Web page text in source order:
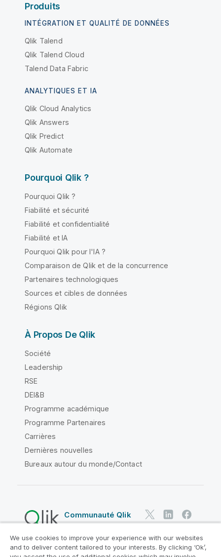
Produits
INTÉGRATION ET QUALITÉ DE DONNÉES
Qlik Talend
Qlik Talend Cloud
Talend Data Fabric
ANALYTIQUES ET IA
Qlik Cloud Analytics
Qlik Answers
Qlik Predict
Qlik Automate
Pourquoi Qlik ?
Pourquoi Qlik ?
Fiabilité et sécurité
Fiabilité et confidentialité
Fiabilité et IA
Pourquoi Qlik pour l'IA ?
Comparaison de Qlik et de la concurrence
Partenaires technologiques
Sources et cibles de données
Régions Qlik
À Propos De Qlik
Société
Leadership
RSE
DEI&B
Programme académique
Programme Partenaires
Carrières
Dernières nouvelles
Bureaux autour du monde/Contact
Communauté Qlik
Contrats juridiques
Conditions d'utilisation des produits
We use cookies to improve your experience with our websites
and to deliver content tailored to your interests. By clicking ‘Ok’,